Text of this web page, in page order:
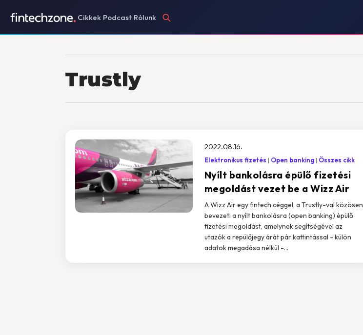
Cikkek Podcast Rólunk
Trustly
Nyílt bankolásra épülő fizetési
megoldást vezet be a Wizz Air
2022.08.16.
Elektronikus fizetés Open banking Összes cikk
A Wizz Air egy fintech céggel, a Trustly-val közösen
bevezeti a nyílt bankolásra (open banking) épülő
fizetési megoldást, amelynek segítségével az
utazók a repülőjegy árát pár kattintással - külön
adatok megadása nélkül -...